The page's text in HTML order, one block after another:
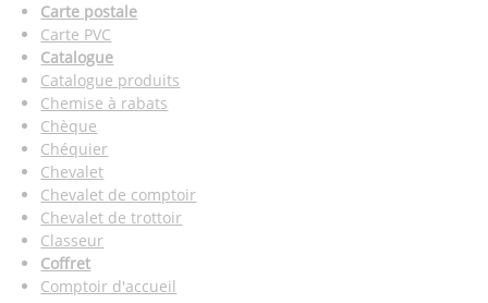
Carte postale
Carte PVC
Catalogue
Catalogue produits
Chemise à rabats
Chèque
Chéquier
Chevalet
Chevalet de comptoir
Chevalet de trottoir
Classeur
Coffret
Comptoir d'accueil